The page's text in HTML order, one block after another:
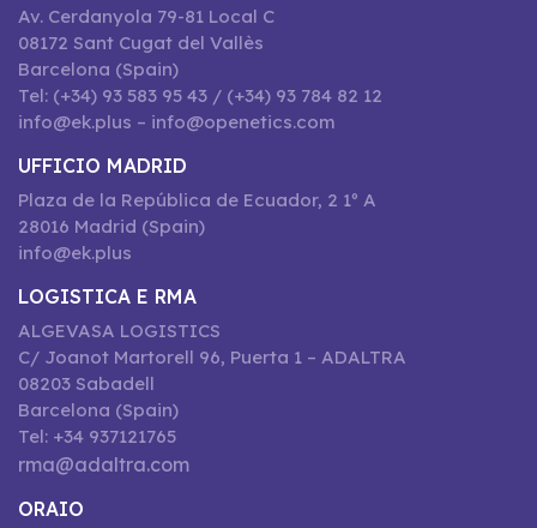
Av. Cerdanyola 79-81 Local C
08172 Sant Cugat del Vallès
Barcelona (Spain)
Tel: (+34) 93 583 95 43 / (+34) 93 784 82 12
info@ek.plus – info@openetics.com
UFFICIO MADRID
Plaza de la República de Ecuador, 2 1º A
28016 Madrid (Spain)
info@ek.plus
LOGISTICA E RMA
ALGEVASA LOGISTICS
C/ Joanot Martorell 96, Puerta 1 – ADALTRA
08203 Sabadell
Barcelona (Spain)
Tel: +34 937121765
rma@adaltra.com
ORAIO